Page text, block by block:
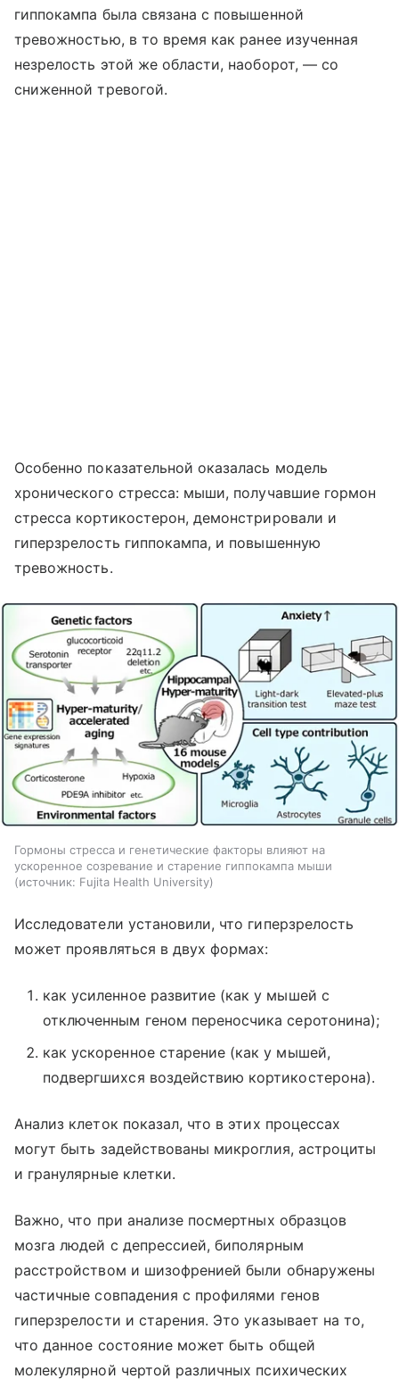
гиппокампа была связана с повышенной
тревожностью, в то время как ранее изученная
незрелость этой же области, наоборот, — со
сниженной тревогой.
Особенно показательной оказалась модель
хронического стресса: мыши, получавшие гормон
стресса кортикостерон, демонстрировали и
гиперзрелость гиппокампа, и повышенную
тревожность.
Гормоны стресса и генетические факторы влияют на
ускоренное созревание и старение гиппокампа мыши
источник: Fujita Health University
Исследователи установили, что гиперзрелость
может проявляться в двух формах:
как усиленное развитие (как у мышей с
отключенным геном переносчика серотонина);
как ускоренное старение (как у мышей,
подвергшихся воздействию кортикостерона).
Анализ клеток показал, что в этих процессах
могут быть задействованы микроглия, астроциты
и гранулярные клетки.
Важно, что при анализе посмертных образцов
мозга людей с депрессией, биполярным
расстройством и шизофренией были обнаружены
частичные совпадения с профилями генов
гиперзрелости и старения. Это указывает на то,
что данное состояние может быть общей
молекулярной чертой различных психических